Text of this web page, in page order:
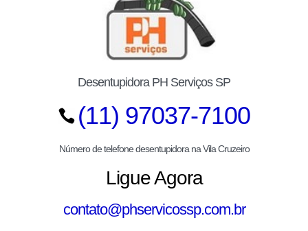
Desentupidora PH Serviços SP
(11) 97037-7100
Número de telefone desentupidora na Vila Cruzeiro
Ligue Agora
contato@phservicossp.com.br